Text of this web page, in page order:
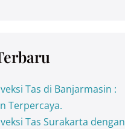
Tas di Banjarmasin :
Terpercaya.
Tas Surakarta dengan